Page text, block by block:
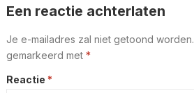
Een reactie achterlaten
Je e-mailadres zal niet getoond worden.
gemarkeerd met *
Reactie *